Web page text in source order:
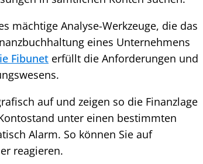
mächtige Analyse-Werkzeuge, die das
eines Unternehmens
Fibunet erfüllt die Anforderungen und
auf und zeigen so die Finanzlage
unter einen bestimmten
Alarm. So können Sie auf
reagieren.